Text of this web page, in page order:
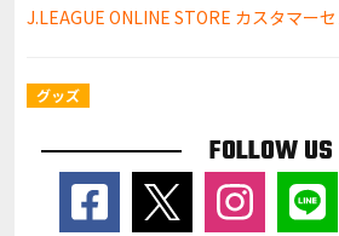
J.LEAGUE ONLINE STORE カスタマー
グッズ
FOLLOW US